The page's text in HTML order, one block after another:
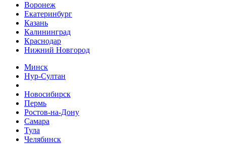
Воронеж
Екатеринбург
Казань
Калининград
Краснодар
Нижний Новгород
Минск
Нур-Султан
Новосибирск
Пермь
Ростов-на-Дону
Самара
Тула
Челябинск